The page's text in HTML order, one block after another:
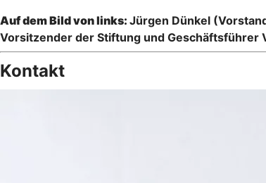
Auf dem Bild von links: Jürgen Dünkel
Vorsitzender der Stiftung und Geschäftsführer
Kontakt